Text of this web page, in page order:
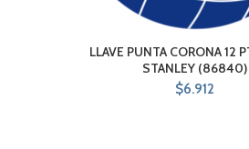
LLAVE PUNTA CORONA 12
STANLEY (86840)
$6.912